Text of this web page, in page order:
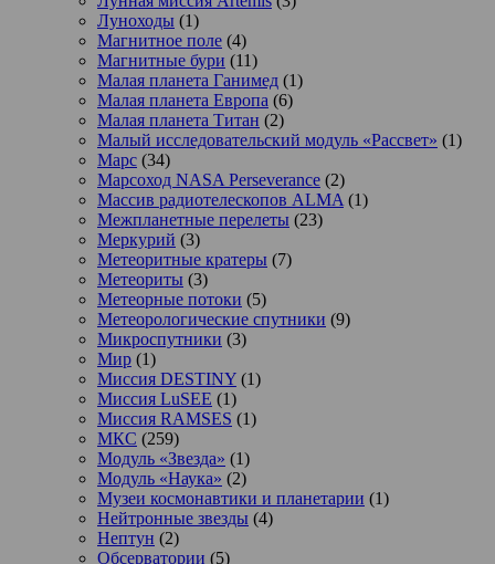
Луноходы (1)
Магнитное поле (4)
Магнитные бури (11)
Малая планета Ганимед (1)
Малая планета Европа (6)
Малая планета Титан (2)
Малый исследовательский модуль «Рассвет» (1)
Марс (34)
Марсоход NASA Perseverance (2)
Массив радиотелескопов ALMA (1)
Межпланетные перелеты (23)
Меркурий (3)
Метеоритные кратеры (7)
Метеориты (3)
Метеорные потоки (5)
Метеорологические спутники (9)
Микроспутники (3)
Мир (1)
Миссия DESTINY (1)
Миссия LuSEE (1)
Миссия RAMSES (1)
МКС (259)
Модуль «Звезда» (1)
Модуль «Наука» (2)
Музеи космонавтики и планетарии (1)
Нейтронные звезды (4)
Нептун (2)
Обсерватории (5)